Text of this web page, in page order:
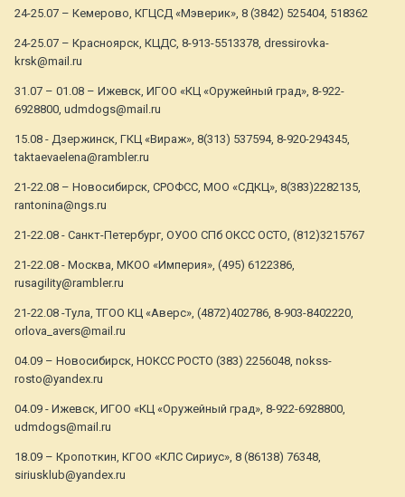
24-25.07 – Кемерово, КГЦСД «Мэверик», 8 (3842) 525404, 518362
24-25.07 – Красноярск, КЦДС, 8-913-5513378, dressirovka-
krsk@mail.ru
31.07 – 01.08 – Ижевск, ИГОО «КЦ «Оружейный град», 8-922-
6928800, udmdogs@mail.ru
15.08 - Дзержинск, ГКЦ «Вираж», 8(313) 537594, 8-920-294345,
taktaevaelena@rambler.ru
21-22.08 – Новосибирск, СРОФСС, МОО «СДКЦ», 8(383)2282135,
rantonina@ngs.ru
21-22.08 - Санкт-Петербург, ОУОО СПб ОКСС ОСТО, (812)3215767
21-22.08 - Москва, МКОО «Империя», (495) 6122386,
rusagility@rambler.ru
21-22.08 -Тула, ТГОО КЦ «Аверс», (4872)402786, 8-903-8402220,
orlova_avers@mail.ru
04.09 – Новосибирск, НОКСС РОСТО (383) 2256048, nokss-
rosto@yandex.ru
04.09 - Ижевск, ИГОО «КЦ «Оружейный град», 8-922-6928800,
udmdogs@mail.ru
18.09 – Кропоткин, КГОО «КЛС Сириус», 8 (86138) 76348,
siriusklub@yandex.ru